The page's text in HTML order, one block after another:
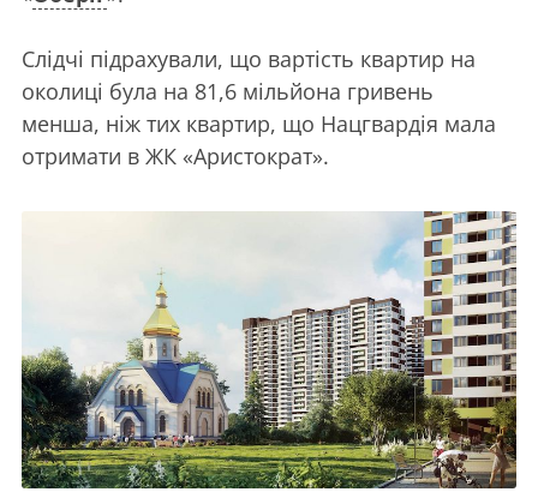
Слідчі підрахували, що вартість квартир на
околиці була на 81,6 мільйона гривень
менша, ніж тих квартир, що Нацгвардія мала
отримати в ЖК «Аристократ».